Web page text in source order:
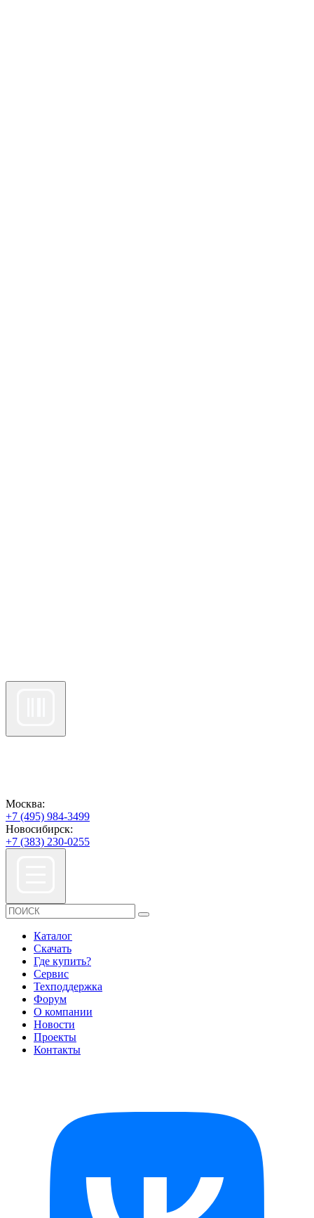
Москва:
+7 (495) 984-3499
Новосибирск:
+7 (383) 230-0255
Каталог
Скачать
Где купить?
Сервис
Техподдержка
Форум
О компании
Новости
Проекты
Контакты